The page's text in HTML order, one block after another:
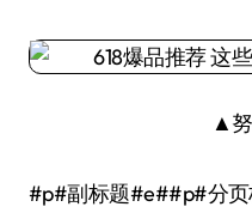
▲
#p#副标题#e##p#分